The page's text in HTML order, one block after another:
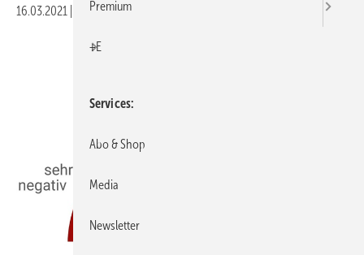
16.03.2021 Druckvorschau
Premium
+E
Services
Abo & Shop
Media
Newsletter